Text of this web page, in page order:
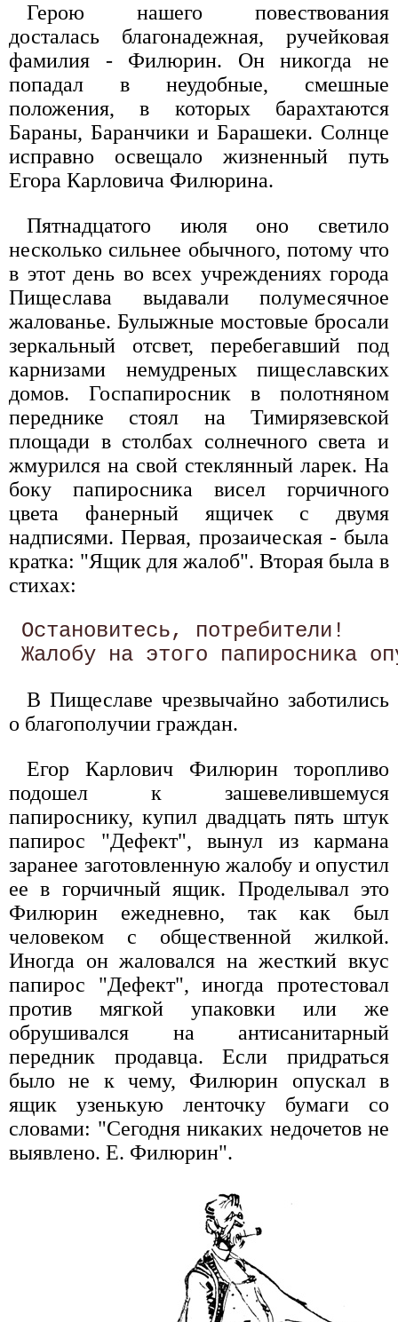
Герою нашего повествования
досталась благонадежная, ручейковая
фамилия - Филюрин. Он никогда не
попадал в неудобные, смешные
положения, в которых барахтаются
Бараны, Баранчики и Барашеки. Солнце
исправно освещало жизненный путь
Егора Карловича Филюрина.
Пятнадцатого июля оно светило
несколько сильнее обычного, потому что
в этот день во всех учреждениях города
Пищеслава выдавали полумесячное
жалованье. Булыжные мостовые бросали
зеркальный отсвет, перебегавший под
карнизами немудреных пищеславских
домов. Госпапиросник в полотняном
переднике стоял на Тимирязевской
площади в столбах солнечного света и
жмурился на свой стеклянный ларек. На
боку папиросника висел горчичного
цвета фанерный ящичек с двумя
надписями. Первая, прозаическая - была
кратка: "Ящик для жалоб". Вторая была в
стихах:
Остановитесь, потребители!
В Пищеславе чрезвычайно заботились
о благополучии граждан.
Егор Карлович Филюрин торопливо
подошел к зашевелившемуся
папироснику, купил двадцать пять штук
папирос "Дефект", вынул из кармана
заранее заготовленную жалобу и опустил
ее в горчичный ящик. Проделывал это
Филюрин ежедневно, так как был
человеком с общественной жилкой.
Иногда он жаловался на жесткий вкус
папирос "Дефект", иногда протестовал
против мягкой упаковки или же
обрушивался на антисанитарный
передник продавца. Если придраться
было не к чему, Филюрин опускал в
ящик узенькую ленточку бумаги со
словами: "Сегодня никаких недочетов не
выявлено. Е. Филюрин".